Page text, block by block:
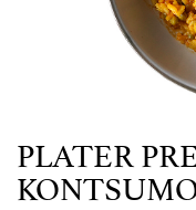
PLATER